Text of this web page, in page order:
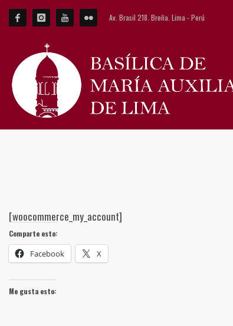
Av. Brasil 218. Breña. Lima - Perú
[woocommerce_my_account]
Comparte esto:
Facebook X
Me gusta esto: